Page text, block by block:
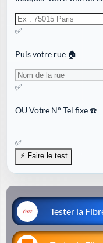
✅
Puis votre rue 🏠
✅
OUVotre N° Tel fixe ☎️
✅
Tester la